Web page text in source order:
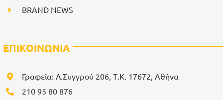
BRAND NEWS
ΕΠΙΚΟΙΝΩΝΙΑ
Γραφεία: Λ.Συγγρού 206, Τ.Κ. 17672, Αθήνα
210 95 80 876